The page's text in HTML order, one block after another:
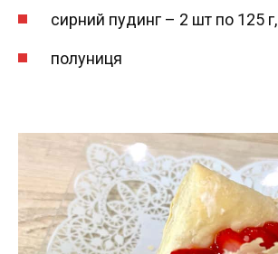
сирний пудинг – 2 шт по 125 г,
полуниця